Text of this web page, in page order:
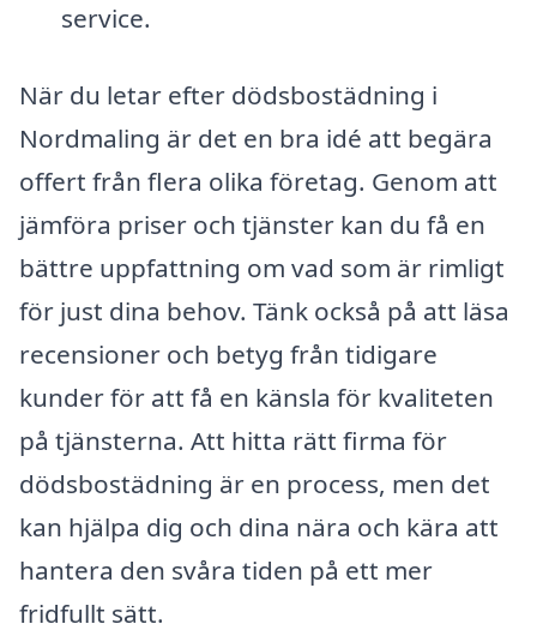
service.
När du letar efter dödsbostädning i
Nordmaling är det en bra idé att begära
offert från flera olika företag. Genom att
jämföra priser och tjänster kan du få en
bättre uppfattning om vad som är rimligt
för just dina behov. Tänk också på att läsa
recensioner och betyg från tidigare
kunder för att få en känsla för kvaliteten
på tjänsterna. Att hitta rätt firma för
dödsbostädning är en process, men det
kan hjälpa dig och dina nära och kära att
hantera den svåra tiden på ett mer
fridfullt sätt.